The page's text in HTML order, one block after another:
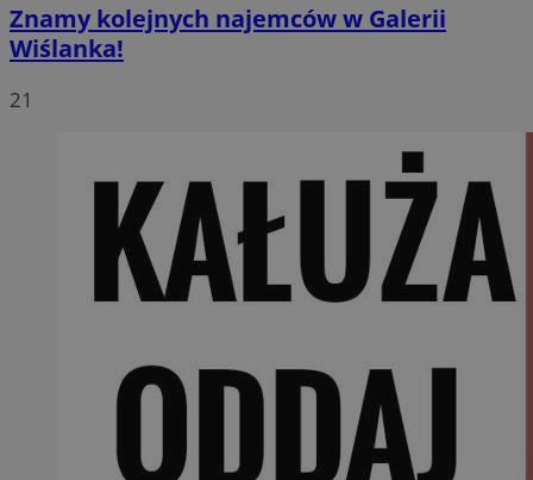
Znamy kolejnych najemców w Galerii
Wiślanka!
21